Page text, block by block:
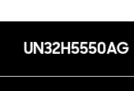
UN32H5550AG